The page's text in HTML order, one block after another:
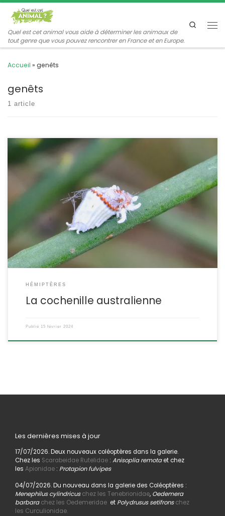
Passer au contenu
Quel est cet animal vous aide à déterminer les animaux de
tout genre que vous pouvez rencontrer en France et en Europe.
Search
Accueil » genêts
genêts
1 article
C’est une espèce introduite accidentellement d’Australie et qui
s’attaque principalement aux agrumes. Elle est relativement
polyphage car en France on la rencontre aussi sur les genêts, les
acacias, les robiniers et les Pittosporums. Icerya purchasi
Maskell,1879. POSITION SYSTÉMATIQUE : Insecte, Hémiptère,
Homoptère Famille des Monophlebidae. ETYMOLOGIE :
DESCRIPTION : Taille : les femelles mesurent […]
HÉMIPTÈRES
La cochenille australienne
Publié 15 février 2024
Les dernières mises à jour
17/07/2026. Deux nouveaux coléoptères dans la galerie.
Chez les Scarabeidae Rutelidae: Anisoplia remotaet chez
les Apionidae: Protapion fulvipes
04/07/2026. Du nouveau dans la galerie des Coléoptères :
Menephilus cylindricus chez les Tenebrionidae,Oedemera
barbara chez les Oedemeridaeet Polydrusus setifrons chez
les Curculionidae.